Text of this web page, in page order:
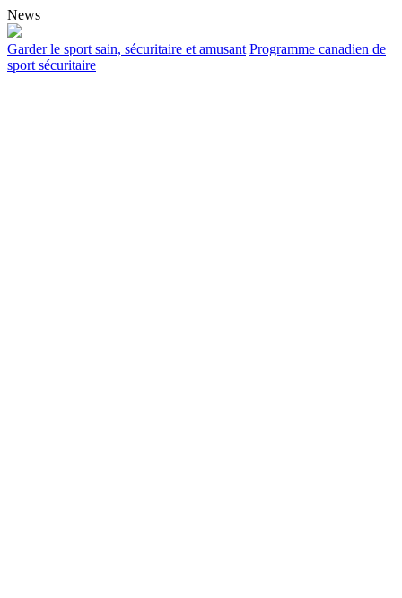
News
Garder le sport sain, sécuritaire et amusant Programme canadien de
sport sécuritaire